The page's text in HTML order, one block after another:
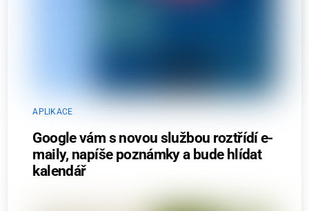
APLIKACE
Google vám s novou službou roztřídí e-
maily, napíše poznámky a bude hlídat
kalendář